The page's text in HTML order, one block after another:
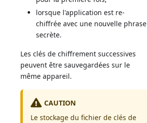
lorsque l'application est re-
chiffrée avec une nouvelle phrase
secrète.
Les clés de chiffrement successives
peuvent être sauvegardées sur le
même appareil.
CAUTION
Le stockage du fichier de clés de